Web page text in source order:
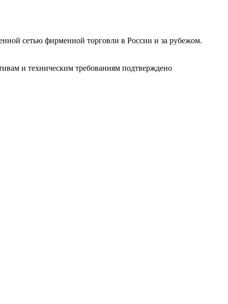
сетью фирменной торговли в России и за рубежом.
и техническим требованиям подтверждено